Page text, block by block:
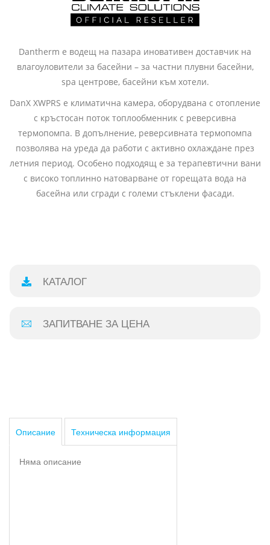
Dantherm е водещ на пазара иновативен доставчик на
влагоуловители за басейни – за частни плувни басейни,
spa центрове, басейни към хотели.
DanX XWPRS е климатична камера, оборудвана с отопление
с кръстосан поток топлообменник с реверсивна
термопомпа. В допълнение, реверсивната термопомпа
позволява на уреда да работи с активно охлаждане през
летния период. Особено подходящ е за терапевтични вани
с високо топлинно натоварване от горещата вода на
басейна или сгради с големи стъклени фасади.
КАТАЛОГ
ЗАПИТВАНЕ ЗА ЦЕНА
Описание Техническа информация
Няма описание